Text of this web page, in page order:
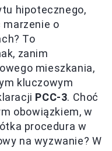
hipotecznego,
marzenie o
To
zanim
mieszkania,
kluczowym
PCC-3. Choć
obowiązkiem, w
procedura w
na wyzwanie? W